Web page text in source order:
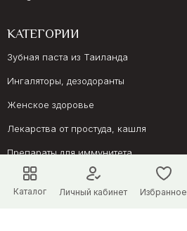
Каталог Личный кабинет Избранное
КАТЕГОРИИ
Зубная паста из Таиланда
Ингаляторы, дезодоранты
Женское здоровье
Лекарства от простуда, кашля
Препараты для иммунитета
Онкология, суставы